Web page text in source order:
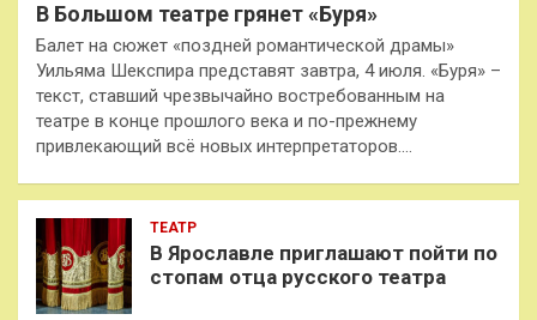
В Большом театре грянет «Буря»
Балет на сюжет «поздней романтической драмы»
Уильяма Шекспира представят завтра, 4 июля. «Буря» –
текст, ставший чрезвычайно востребованным на
театре в конце прошлого века и по-прежнему
привлекающий всё новых интерпретаторов.…
ТЕАТР
В Ярославле приглашают пойти по
стопам отца русского театра